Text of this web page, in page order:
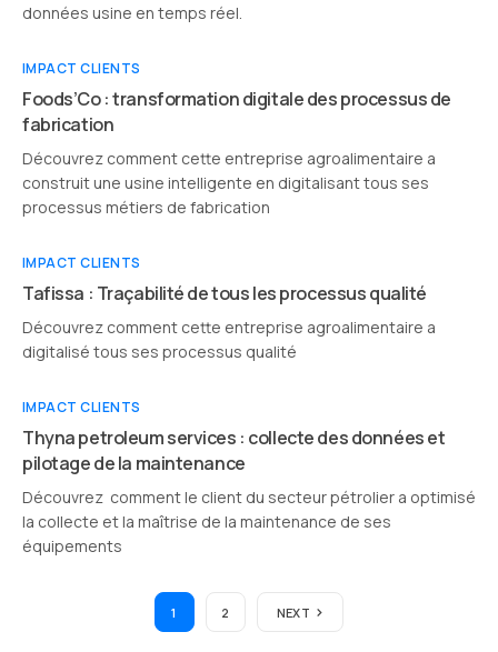
données usine en temps réel.
IMPACT CLIENTS
Foods’Co : transformation digitale des processus de
fabrication
Découvrez comment cette entreprise agroalimentaire a
construit une usine intelligente en digitalisant tous ses
processus métiers de fabrication
IMPACT CLIENTS
Tafissa : Traçabilité de tous les processus qualité
Découvrez comment cette entreprise agroalimentaire a
digitalisé tous ses processus qualité
IMPACT CLIENTS
Thyna petroleum services : collecte des données et
pilotage de la maintenance
Découvrez comment le client du secteur pétrolier a optimisé
la collecte et la maîtrise de la maintenance de ses
équipements
1 2 NEXT